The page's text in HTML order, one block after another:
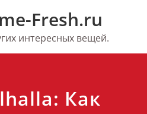
Fresh.ru
интересных вещей.
Как